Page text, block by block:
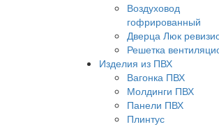
Воздуховод
гофрированный
Дверца Люк
Решетка
Изделия из ПВХ
Вагонка ПВХ
Молдинги ПВХ
Панели ПВХ
Плинтус